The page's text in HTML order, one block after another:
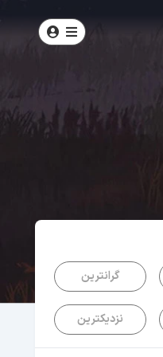
گرانترین
نزدیکترین